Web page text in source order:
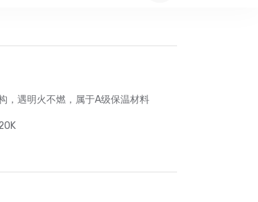
，遇明火不燃，属于A级保温材料